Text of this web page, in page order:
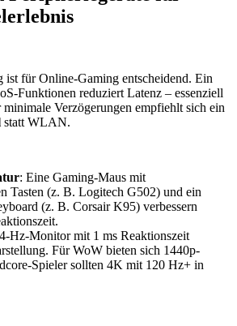
ist für Online-Gaming entscheidend. Ein
Funktionen reduziert Latenz – essenziell
Verzögerungen empfiehlt sich ein
statt WLAN.
: Eine Gaming-Maus mit
Tasten (z. B. Logitech G502) und ein
(z. B. Corsair K95) verbessern
Hz-Monitor mit 1 ms Reaktionszeit
Für WoW bieten sich 1440p-
Spieler sollten 4K mit 120 Hz+ in